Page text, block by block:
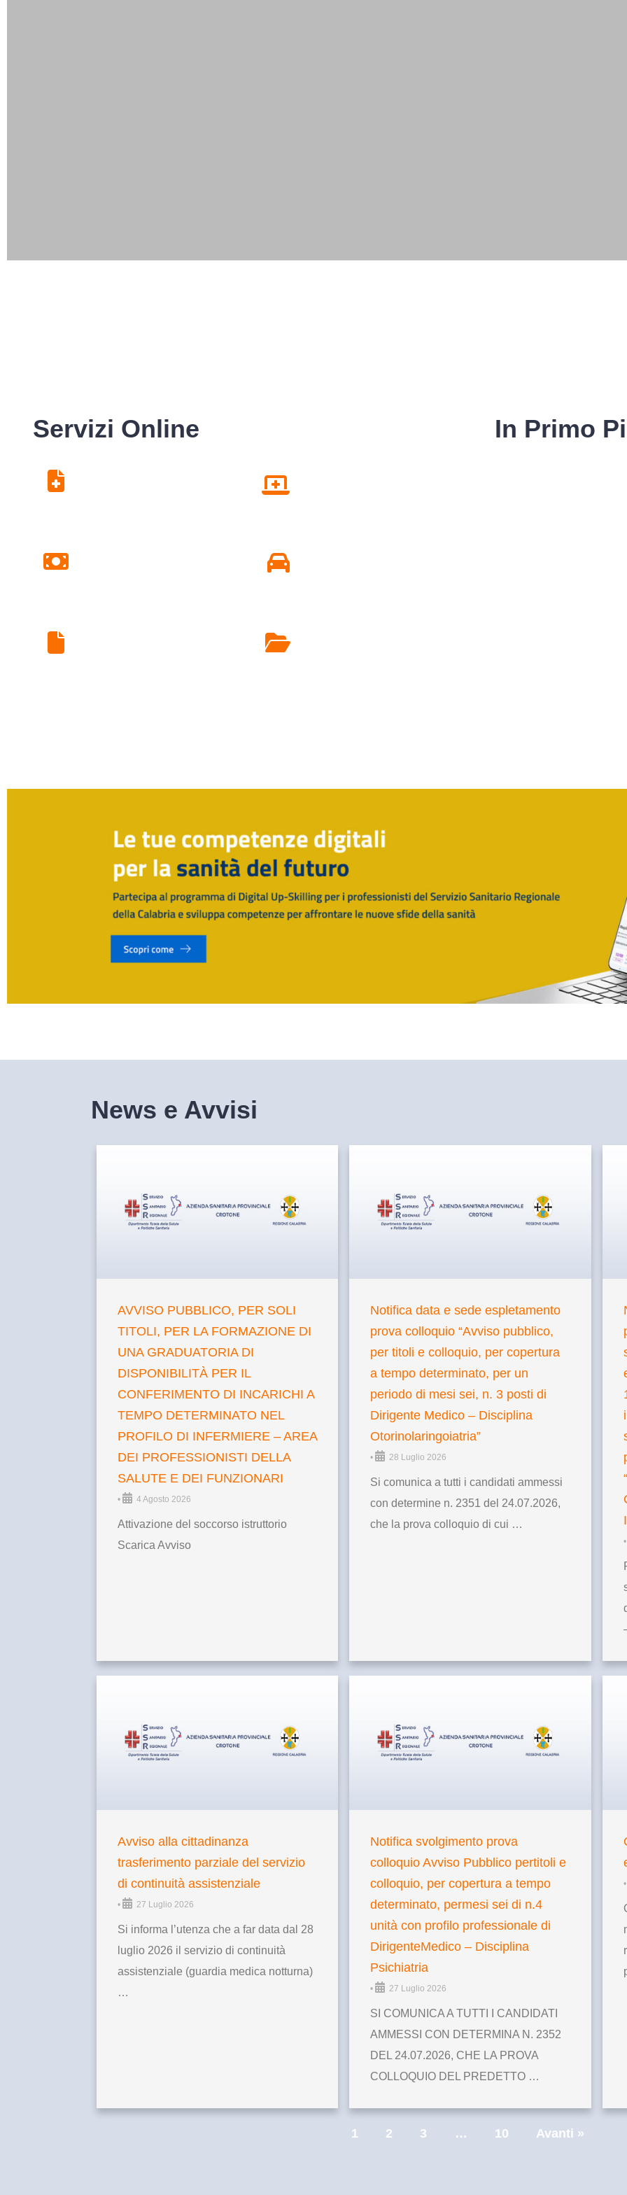
Servizi Online In Primo
News e Avvisi
AVVISO PUBBLICO, PER SOLI
TITOLI, PER LA FORMAZIONE DI
UNA GRADUATORIA DI
DISPONIBILITÀ PER IL
CONFERIMENTO DI INCARICHI A
TEMPO DETERMINATO NEL
PROFILO DI INFERMIERE – AREA
DEI PROFESSIONISTI DELLA
SALUTE E DEI FUNZIONARI
• 4 Agosto 2026
Attivazione del soccorso istruttorio
Scarica Avviso
Notifica data e sede espletamento
prova colloquio “Avviso pubblico,
per titoli e colloquio, per copertura
a tempo determinato, per un
periodo di mesi sei, n. 3 posti di
Dirigente Medico – Disciplina
Otorinolaringoiatria”
• 28 Luglio 2026
Si comunica a tutti i candidati ammessi
con determine n. 2351 del 24.07.2026,
che la prova colloquio di cui …
•
Avviso alla cittadinanza
trasferimento parziale del servizio
di continuità assistenziale
• 27 Luglio 2026
Si informa l’utenza che a far data dal 28
luglio 2026 il servizio di continuità
assistenziale (guardia medica notturna)
…
Notifica svolgimento prova
colloquio Avviso Pubblico pertitoli e
colloquio, per copertura a tempo
determinato, permesi sei di n.4
unità con profilo professionale di
DirigenteMedico – Disciplina
Psichiatria
• 27 Luglio 2026
SI COMUNICA A TUTTI I CANDIDATI
AMMESSI CON DETERMINA N. 2352
DEL 24.07.2026, CHE LA PROVA
COLLOQUIO DEL PREDETTO …
•
1 2 3 … 10 Avanti »